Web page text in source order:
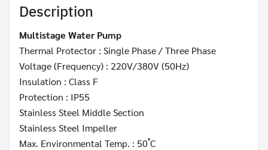
Description
Multistage Water Pump
Thermal Protector : Single Phase / Three Phase
Voltage (Frequency) : 220V/380V (50Hz)
Insulation : Class F
Protection : IP55
Stainless Steel Middle Section
Stainless Steel Impeller
Max. Environmental Temp. : 50 ํC